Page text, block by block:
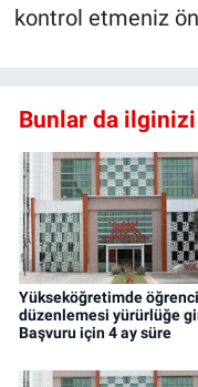
kontrol etmeniz
Bunlar da
Yükseköğretimde
düzenlemesi yürürlüğe
Başvuru için 4 ay süre